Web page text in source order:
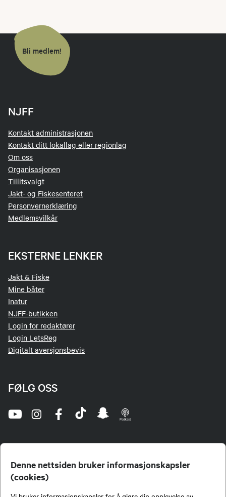
Denne nettsiden bruker informasjonskapsler
(cookies)
Bli medlem!
NJFF
Kontakt administrasjonen
Kontakt ditt lokallag eller regionlag
Om oss
Organisasjonen
Tillitsvalgt
Jakt- og Fiskesenteret
Personvernerklæring
Medlemsvilkår
EKSTERNE LENKER
Jakt & Fiske
Mine båter
Inatur
NJFF-butikken
Login for redaktører
Login LetsReg
Digitalt aversjonsbevis
FØLG OSS